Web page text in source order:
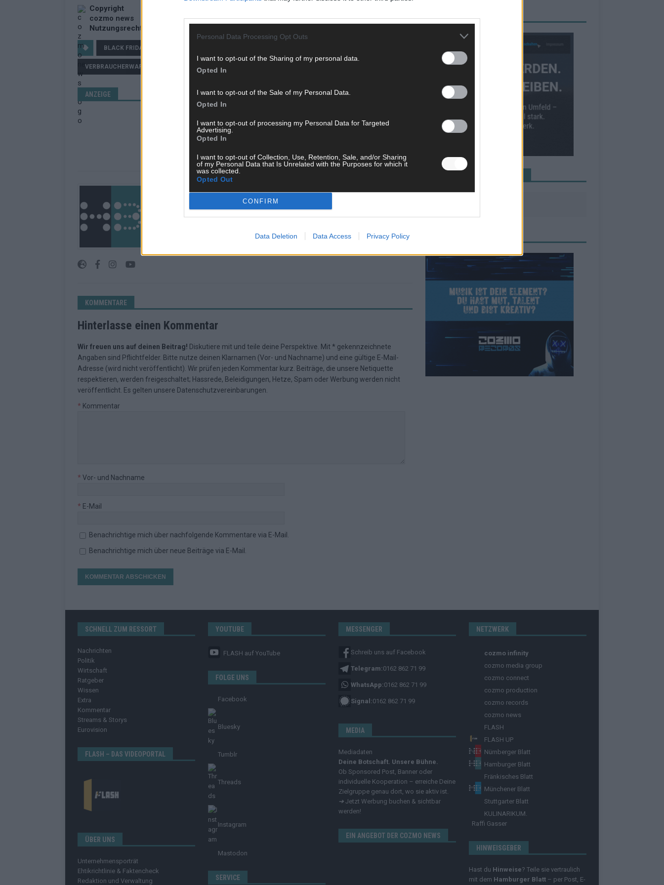
Personal Data Processing Opt Outs
I want to opt-out of the Sharing of my personal data.
Opted In
I want to opt-out of the Sale of my Personal Data.
Opted In
I want to opt-out of processing my Personal Data for Targeted
Advertising.
Opted In
I want to opt-out of Collection, Use, Retention, Sale, and/or Sharing
of my Personal Data that Is Unrelated with the Purposes for which it
was collected.
Opted Out
CONFIRM
Data Deletion Data Access Privacy Policy
Copyright
cozmo news
Nutzungsrechte erwerben?
BLACK FRIDAY
VERBRAUCHERWARNUNG
ANZEIGE
Das Hamburger Blatt ist eine unabhängige, digitale Nachrichtenplattform mit Sitz
in Hamburg. Unsere Redaktion berichtet fundiert, verständlich und aktuell über das
journalistisches Handwerk mit modernen Erzählformen – klar, zuverlässig und nah
KOMMENTARE
Hinterlasse einen Kommentar
Wir freuen uns auf deinen Beitrag! Diskutiere mit und teile deine Perspektive. Mit * gekennzeichnete
Angaben sind Pflichtfelder. Bitte nutze deinen Klarnamen (Vor- und Nachname) und eine gültige E-Mail-
Adresse (wird nicht veröffentlicht). Wir prüfen jeden Kommentar kurz. Beiträge, die unsere Netiquette
respektieren, werden freigeschaltet; Hassrede, Beleidigungen, Hetze, Spam oder Werbung werden nicht
veröffentlicht. Es gelten unsere Datenschutzvereinbarungen.
* Kommentar
* Vor- und Nachname
* E-Mail
Benachrichtige mich über nachfolgende Kommentare via E-Mail.
Benachrichtige mich über neue Beiträge via E-Mail.
SCHNELL ZUM RESSORT
Nachrichten
Politik
Wirtschaft
Ratgeber
Wissen
Extra
Kommentar
Streams & Storys
Eurovision
FLASH – DAS VIDEOPORTAL
ÜBER UNS
Unternehmensporträt
Ehtikrichtlinie & Faktencheck
Redaktion und Verwaltung
YOUTUBE
FLASH auf YouTube
FOLGE UNS
Facebook
Bluesky
Tumblr
Threads
Instagram
Mastodon
SERVICE
MESSENGER
Schreib uns auf Facebook
Telegram:0162 862 71 99
WhatsApp:0162 862 71 99
Signal:0162 862 71 99
MEDIA
Mediadaten
Deine Botschaft. Unsere Bühne.
Ob Sponsored Post, Banner oder
individuelle Kooperation – erreiche Deine
Zielgruppe genau dort, wo sie aktiv ist.
➔ Jetzt Werbung buchen & sichtbar
werden!
EIN ANGEBOT DER COZMO NEWS
NETZWERK
cozmo infinity
cozmo media group
cozmo connect
cozmo production
cozmo records
cozmo news
FLASH
FLASH UP
Nürnberger Blatt
Hamburger Blatt
Fränkisches Blatt
Münchener Blatt
Stuttgarter Blatt
KULINARIKUM.
Raffi Gasser
HINWEISGEBER
Hast du Hinweise? Teile sie vertraulich
mit dem Hamburger Blatt – per Post, E-